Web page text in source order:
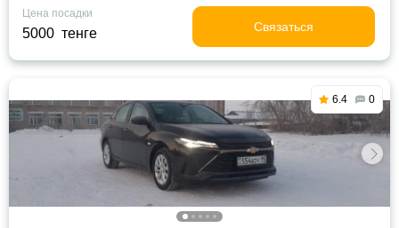
Цена посадки
5000 тенге Связаться
6.4 0